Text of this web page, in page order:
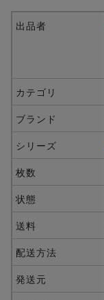
出品者
カテゴリ
ブランド
シリーズ
枚数
状態
送料
配送方法
発送元